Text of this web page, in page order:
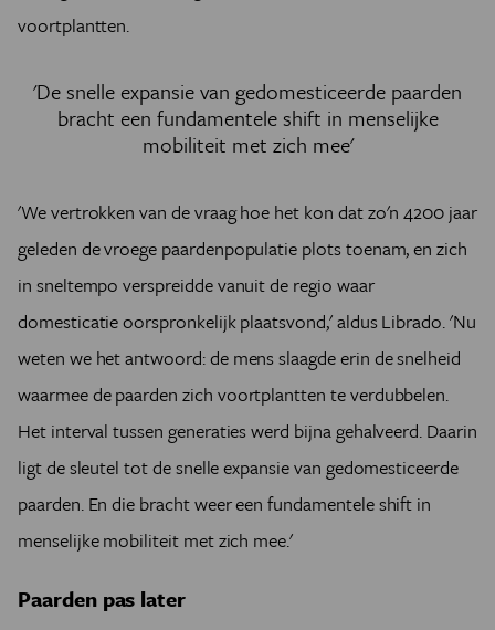
voortplantten.
'De snelle expansie van gedomesticeerde paarden
bracht een fundamentele shift in menselijke
mobiliteit met zich mee'
'We vertrokken van de vraag hoe het kon dat zo'n 4200 jaar
geleden de vroege paardenpopulatie plots toenam, en zich
in sneltempo verspreidde vanuit de regio waar
domesticatie oorspronkelijk plaatsvond,' aldus Librado. 'Nu
weten we het antwoord: de mens slaagde erin de snelheid
waarmee de paarden zich voortplantten te verdubbelen.
Het interval tussen generaties werd bijna gehalveerd. Daarin
ligt de sleutel tot de snelle expansie van gedomesticeerde
paarden. En die bracht weer een fundamentele shift in
menselijke mobiliteit met zich mee.'
Paarden pas later